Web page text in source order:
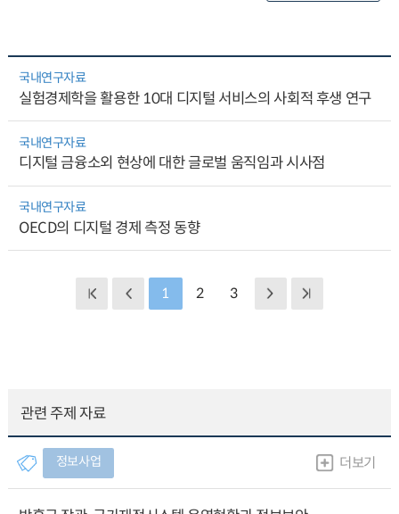
국내연구자료
실험경제학을 활용한 10대 디지털 서비스의 사회적 후생 연구
국내연구자료
디지털 금융소외 현상에 대한 글로벌 움직임과 시사점
국내연구자료
OECD의 디지털 경제 측정 동향
1 2 3
관련 주제 자료
정보사업 더보기